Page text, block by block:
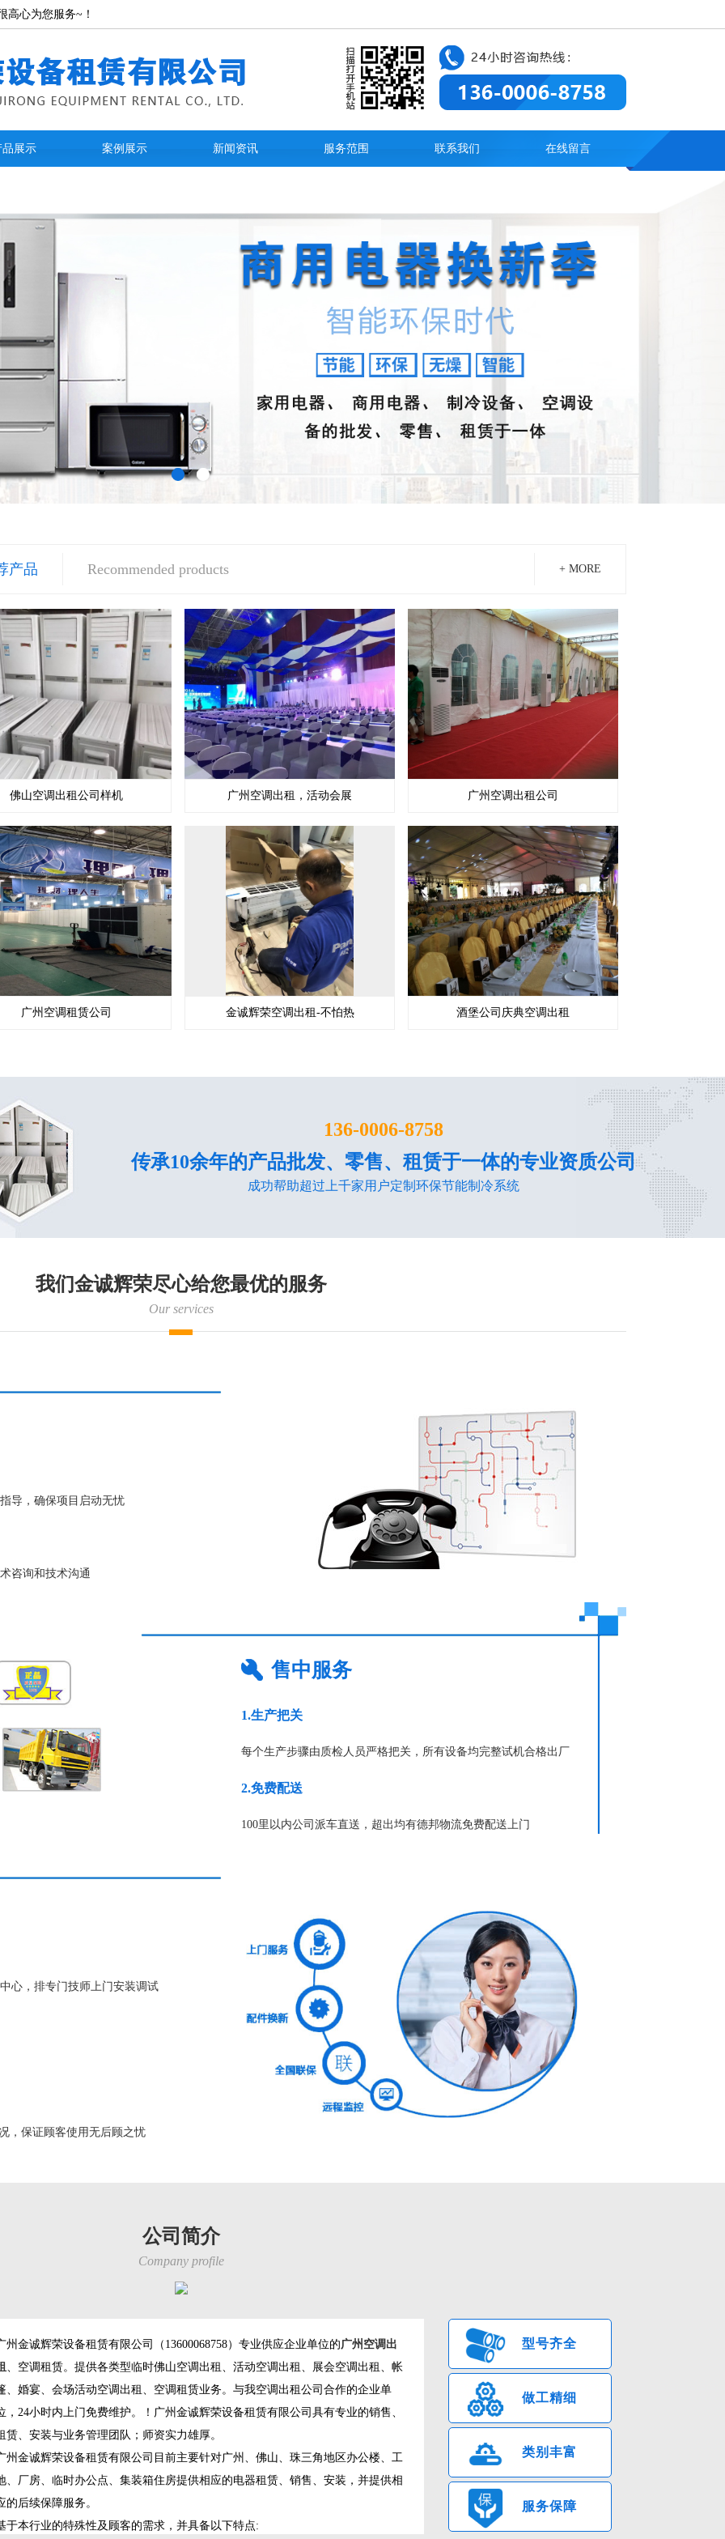
高心为您服务~！
品展示 案例展示 新闻资讯 服务范围 联系我们 在线留言
产品 Recommended products + MORE
佛山空调出租公司样机 广州空调出租，活动会展 广州空调出租公司
广州空调租赁公司 金诚辉荣空调出租-不怕热 酒堡公司庆典空调出租
136-0006-8758
传承10余年的产品批发、零售、租赁于一体的专业资质公司
成功帮助超过上千家用户定制环保节能制冷系统
我们金诚辉荣尽心给您最优的服务
Our services
导，确保项目启动无忧
咨询和技术沟通
售中服务
1.生产把关
每个生产步骤由质检人员严格把关，所有设备均完整试机合格出厂
2.免费配送
100里以内公司派车直送，超出均有德邦物流免费配送上门
心，排专门技师上门安装调试
，保证顾客使用无后顾之忧
公司简介
Company profile
州金诚辉荣设备租赁有限公司（13600068758）专业供应企业单位的广州空调出
、空调租赁。提供各类型临时佛山空调出租、活动空调出租、展会空调出租、帐
、婚宴、会场活动空调出租、空调租赁业务。与我空调出租公司合作的企业单
，24小时内上门免费维护。！广州金诚辉荣设备租赁有限公司具有专业的销售、
赁、安装与业务管理团队；师资实力雄厚。
州金诚辉荣设备租赁有限公司目前主要针对广州、佛山、珠三角地区办公楼、工
、厂房、临时办公点、集装箱住房提供相应的电器租赁、销售、安装，并提供相
的后续保障服务。
于本行业的特殊性及顾客的需求，并具备以下特点:
型号齐全
做工精细
类别丰富
服务保障